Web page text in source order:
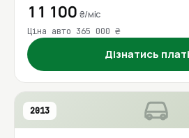
11 100 ₴/міс
Ціна авто 365 000 ₴
Дізнатись
2013